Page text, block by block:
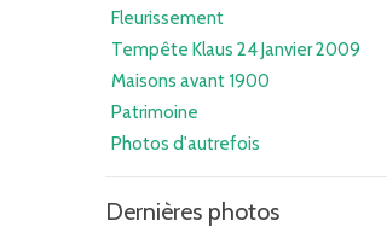
Fleurissement
Tempête Klaus 24 Janvier 2009
Maisons avant 1900
Patrimoine
Photos d'autrefois
Dernières photos